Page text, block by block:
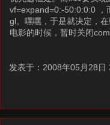
vf=expand=0:-50:0:0:0 ，
gl。嘿嘿，于是就决定，
电影的时候，暂时关闭
发表于：2008年05月28日